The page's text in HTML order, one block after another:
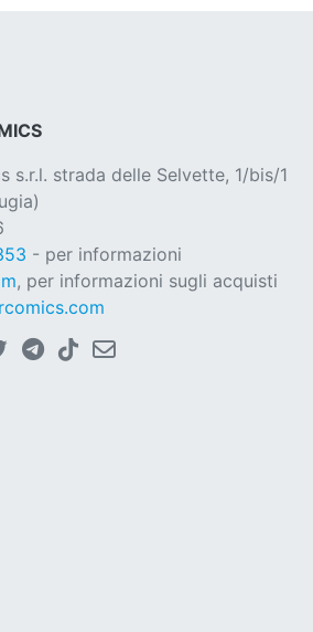
s.r.l. strada delle Selvette, 1/bis/1
- per informazioni
, per informazioni sugli acquisti